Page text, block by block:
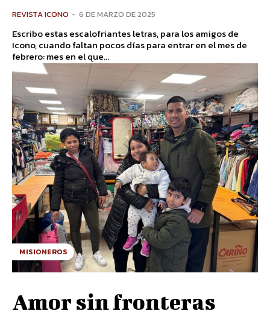
REVISTA ICONO - 6 DE MARZO DE 2025
Escribo estas escalofriantes letras, para los amigos de
Icono, cuando faltan pocos días para entrar en el mes de
febrero: mes en el que...
MISIONEROS
Amor sin fronteras